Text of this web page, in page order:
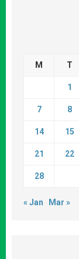
M T
1
7 8
14 15
21 22
28
« Jan Mar »